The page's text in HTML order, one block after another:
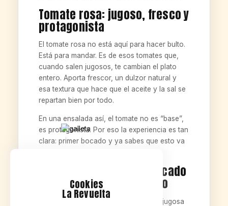
Tomate rosa: jugoso, fresco y
protagonista
El tomate rosa no está aquí para hacer bulto.
Está para mandar. Es de esos tomates que,
cuando salen jugosos, te cambian el plato
entero. Aporta frescor, un dulzor natural y
esa textura que hace que el aceite y la sal se
repartan bien por todo.
En una ensalada así, el tomate no es “base”,
es protagonista. Por eso la experiencia es tan
clara: primer bocado y ya sabes que esto va
Ventresca de atún: el bocado
“fino” que lo cambia todo
La ventresca es la parte más suave y jugosa
Cookies
La Revuelta